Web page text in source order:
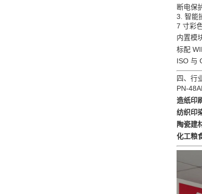
断电保
3. 智能
7 寸彩
内置模
标配
ISO 与
四、行
造纸印
纺织印
陶瓷建
化工粮